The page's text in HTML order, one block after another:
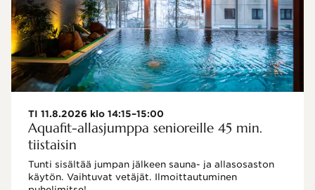
TI 11.8.2026 klo 14:15–15:00
Aquafit-allasjumppa senioreille 45 min.
tiistaisin
Tunti sisältää jumpan jälkeen sauna- ja allasosaston
käytön. Vaihtuvat vetäjät. Ilmoittautuminen